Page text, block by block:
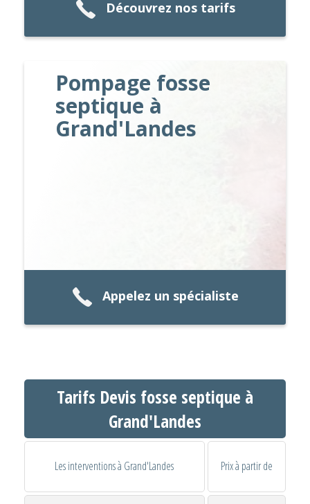
Découvrez nos tarifs
Pompage fosse
septique à
Grand'Landes
Appelez un spécialiste
Tarifs Devis fosse septique à
Grand'Landes
Les interventions à Grand'Landes Prix à partir de